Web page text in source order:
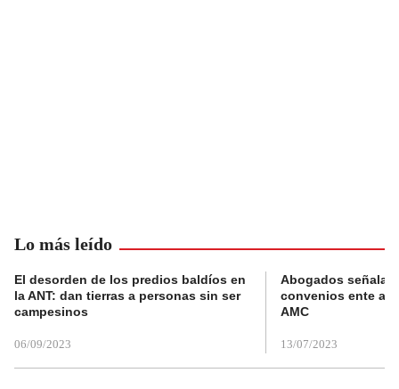
Lo más leído
El desorden de los predios baldíos en
la ANT: dan tierras a personas sin ser
campesinos
06/09/2023
Abogados
convenios ente
AMC
13/07/2023